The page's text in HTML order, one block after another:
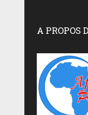
A PROPOS